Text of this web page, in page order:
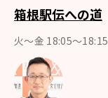
箱根駅伝への道
火～金 18:05～18:15